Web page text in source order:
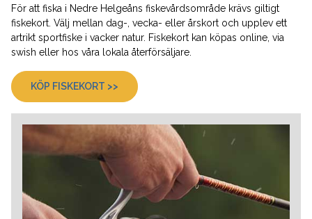
För att fiska i Nedre Helgeåns fiskevårdsområde krävs giltigt
fiskekort. Välj mellan dag-, vecka- eller årskort och upplev ett
artrikt sportfiske i vacker natur. Fiskekort kan köpas online, via
swish eller hos våra lokala återförsäljare.
KÖP FISKEKORT >>